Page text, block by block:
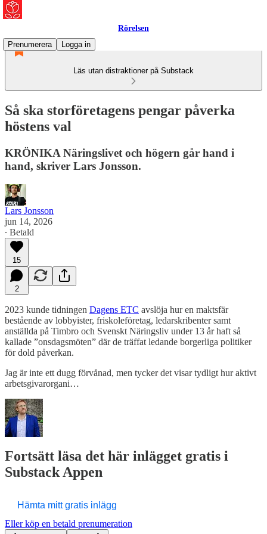
Rörelsen
Prenumerera
Logga in
Läs utan distraktioner på Substack
Så ska storföretagens pengar påverka
höstens val
KRÖNIKA Näringslivet och högern går hand i
hand, skriver Lars Jonsson.
Lars Jonsson
jun 14, 2026
∙ Betald
15
2
2023 kunde tidningen Dagens ETC avslöja hur en maktsfär
bestående av lobbyister, friskoleföretag, ledarskribenter samt
anställda på Timbro och Svenskt Näringsliv under 13 år haft så
kallade ”onsdagsmöten” där de träffat ledande borgerliga politiker
för dold påverkan.
Jag är inte ett dugg förvånad, men tycker det visar tydligt hur aktivt
arbetsgivarorgani…
Fortsätt läsa det här inlägget gratis i
Substack Appen
Hämta mitt gratis inlägg
Eller köp en betald prenumeration